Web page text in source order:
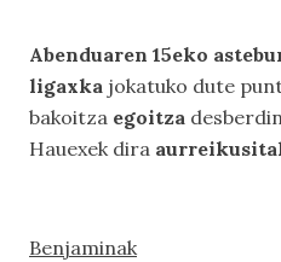
Abenduaren 15eko
ligaxka jokatuko dute
bakoitza egoitza
Hauexek dira
Benjaminak